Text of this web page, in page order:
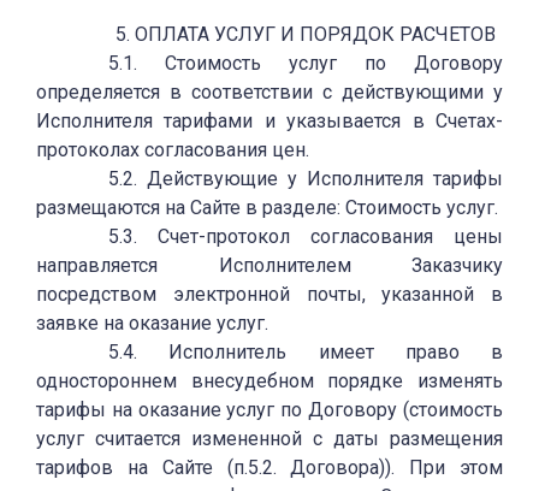
5. ОПЛАТА УСЛУГ И ПОРЯДОК РАСЧЕТОВ
5.1. Стоимость услуг по Договору
определяется в соответствии с действующими у
Исполнителя тарифами и указывается в Счетах-
протоколах согласования цен.
5.2. Действующие у Исполнителя тарифы
размещаются на Сайте в разделе: Стоимость услуг.
5.3. Счет-протокол согласования цены
направляется Исполнителем Заказчику
посредством электронной почты, указанной в
заявке на оказание услуг.
5.4. Исполнитель имеет право в
одностороннем внесудебном порядке изменять
тарифы на оказание услуг по Договору (стоимость
услуг считается измененной с даты размещения
тарифов на Сайте (п.5.2. Договора)). При этом